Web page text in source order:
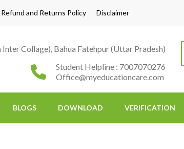
Refund and Returns Policy Disclaimer
Collage), Bahua Fatehpur (Uttar Pradesh)
Student Helpline : 7007070276
Office@myeducationcare.com
BLOGS DOWNLOAD VERIFICATION